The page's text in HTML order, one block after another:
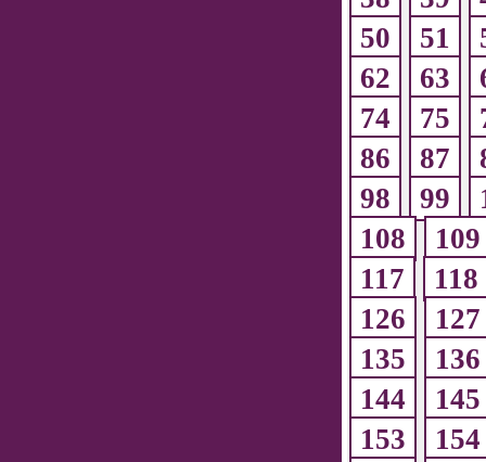
50
51
62
63
74
75
86
87
98
99
108
109
117
118
126
127
135
136
144
145
153
154